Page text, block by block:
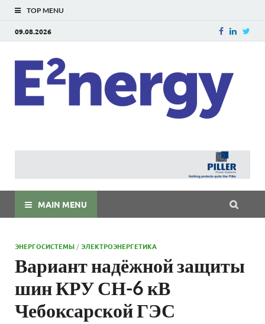
TOP MENU
09.08.2026
MAIN MENU
ЭНЕРГОСИСТЕМЫ /ЭЛЕКТРОЭНЕРГЕТИКА
Вариант надёжной защиты
шин КРУ СН-6 кВ
Чебоксарской ГЭС